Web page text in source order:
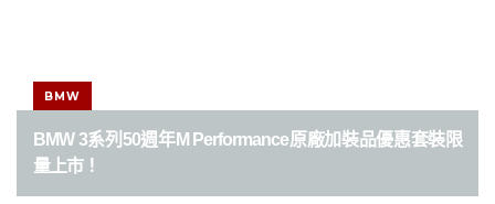
BMW
BMW 3系列50週年M Performance原廠加裝品優惠套裝限
量上市！